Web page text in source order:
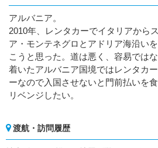
アルバニア。
2010年、レンタカーでイタリアから
ア・モンテネグロとアドリア海沿い
こうと思った。道は悪く、容易では
着いたアルバニア国境ではレンタカ
ーなので入国させないと門前払いを
リベンジしたい。
渡航・訪問履歴